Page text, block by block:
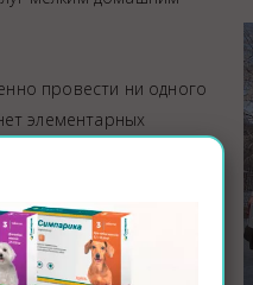
провести ни одного
элементарных
выработке